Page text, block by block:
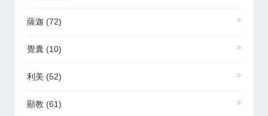
薩迦 (72)
覺囊 (10)
利美 (52)
顯教 (61)